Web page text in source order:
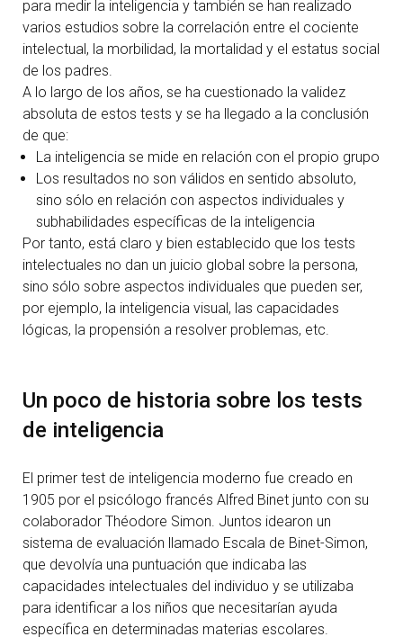
para medir la inteligencia y también se han realizado
varios estudios sobre la correlación entre el cociente
intelectual, la morbilidad, la mortalidad y el estatus social
de los padres.
A lo largo de los años, se ha cuestionado la validez
absoluta de estos tests y se ha llegado a la conclusión
de que:
La inteligencia se mide en relación con el propio grupo
Los resultados no son válidos en sentido absoluto,
sino sólo en relación con aspectos individuales y
subhabilidades específicas de la inteligencia
Por tanto, está claro y bien establecido que los tests
intelectuales no dan un juicio global sobre la persona,
sino sólo sobre aspectos individuales que pueden ser,
por ejemplo, la inteligencia visual, las capacidades
lógicas, la propensión a resolver problemas, etc.
Un poco de historia sobre los tests
de inteligencia
El primer test de inteligencia moderno fue creado en
1905 por el psicólogo francés Alfred Binet junto con su
colaborador Théodore Simon. Juntos idearon un
sistema de evaluación llamado Escala de Binet-Simon,
que devolvía una puntuación que indicaba las
capacidades intelectuales del individuo y se utilizaba
para identificar a los niños que necesitarían ayuda
específica en determinadas materias escolares.